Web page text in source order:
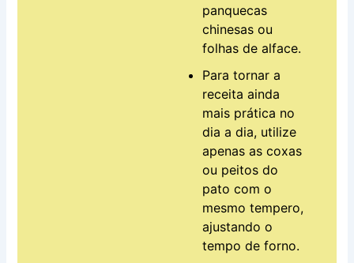
panquecas
chinesas ou
folhas de alface.
Para tornar a
receita ainda
mais prática no
dia a dia, utilize
apenas as coxas
ou peitos do
pato com o
mesmo tempero,
ajustando o
tempo de forno.